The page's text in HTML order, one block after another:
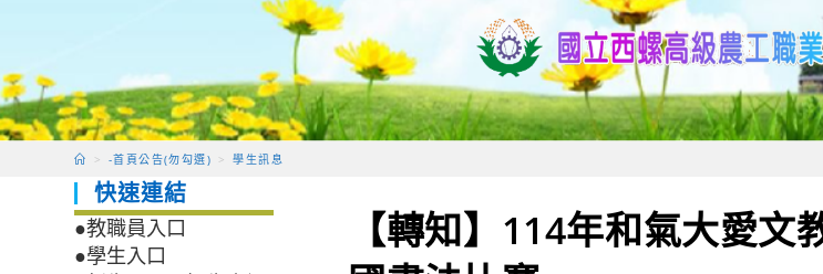
> -首頁公告(勿勾選) > 學生訊息
【轉知】114年和氣大愛文
快速連結
●教職員入口
●學生入口